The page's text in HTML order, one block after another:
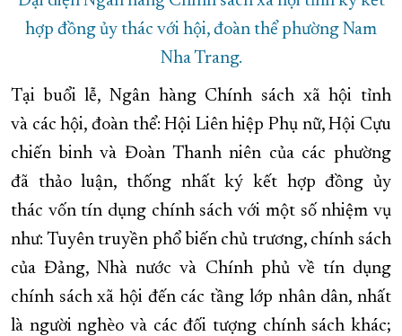
hợp đồng ủy thác với hội, đoàn thể phường Nam
Nha Trang.
Tại buổi lễ, Ngân hàng Chính sách xã hội tỉnh
và các hội, đoàn thể: Hội Liên hiệp Phụ nữ, Hội Cựu
chiến binh và Đoàn Thanh niên của các phường
đã thảo luận, thống nhất ký kết hợp đồng ủy
thác vốn tín dụng chính sách với một số nhiệm vụ
như: Tuyên truyền phổ biến chủ trương, chính sách
của Đảng, Nhà nước và Chính phủ về tín dụng
chính sách xã hội đến các tầng lớp nhân dân, nhất
là người nghèo và các đối tượng chính sách khác;